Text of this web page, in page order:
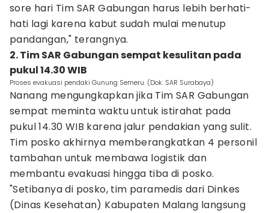
sore hari Tim SAR Gabungan harus lebih berhati-
hati lagi karena kabut sudah mulai menutup
pandangan," terangnya.
2. Tim SAR Gabungan sempat kesulitan pada
pukul 14.30 WIB
Proses evakuasi pendaki Gunung Semeru. (Dok. SAR Surabaya)
Nanang mengungkapkan jika Tim SAR Gabungan
sempat meminta waktu untuk istirahat pada
pukul 14.30 WIB karena jalur pendakian yang sulit.
Tim posko akhirnya memberangkatkan 4 personil
tambahan untuk membawa logistik dan
membantu evakuasi hingga tiba di posko.
"Setibanya di posko, tim paramedis dari Dinkes
(Dinas Kesehatan) Kabupaten Malang langsung